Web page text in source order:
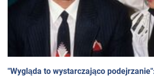
"Wygląda to wystarczająco